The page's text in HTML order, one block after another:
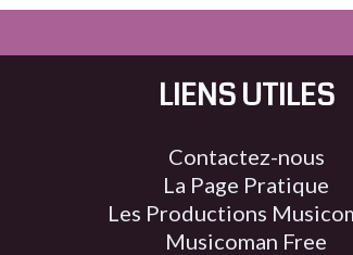
LIENS UTILES
Contactez-nous
La Page Pratique
Les Productions
Musicoman Free